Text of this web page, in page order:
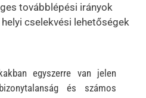
továbblépési irányok
cselekvési lehetőségek
egyszerre van jelen
és számos